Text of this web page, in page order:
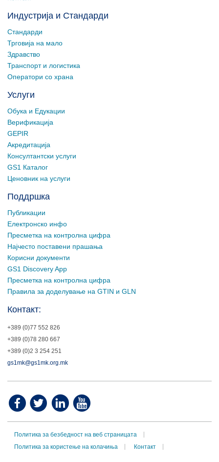
Индустрија и Стандарди
Стандарди
Трговија на мало
Здравство
Транспорт и логистика
Оператори со храна
Услуги
Обука и Едукации
Верификација
GEPIR
Акредитација
Консултантски услуги
GS1 Каталог
Ценовник на услуги
Поддршка
Публикации
Електронско инфо
Пресметка на контролна цифра
Најчесто поставени прашања
Корисни документи
GS1 Discovery App
Пресметка на контролна цифра
Правила за доделување на GTIN и GLN
Контакт:
+389 (0)77 552 826
+389 (0)78 280 667
+389 (0)2 3 254 251
gs1mk@gs1mk.org.mk
Политика за безбедност на веб страницата
Политика за користење на колачиња
Контакт